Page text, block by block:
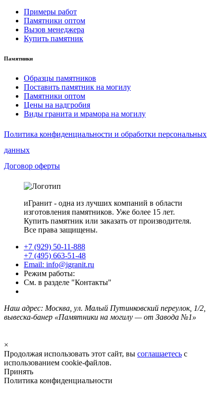
Примеры работ
Памятники оптом
Вызов менеджера
Купить памятник
Памятники
Образцы памятников
Поставить памятник на могилу
Памятники оптом
Цены на надгробия
Виды гранита и мрамора на могилу
Политика конфиденциальности и обработки персональных
данных
Договор оферты
иГранит - одна из лучших компаний в области
изготовления памятников. Уже более 15 лет.
Купить памятник или заказать от производителя.
Все права защищены.
+7 (929) 50-11-888
+7 (495) 663-51-48
Email: info@igranit.ru
Режим работы:
См. в разделе "Контакты"
Наш адрес: Москва, ул. Малый Путинковский переулок, 1/2,
вывеска-банер «Памятники на могилу — от Завода №1»
×
Продолжая использовать этот сайт, вы соглашаетесь с
использованием cookie-файлов.
Принять
Политика конфиденциальности